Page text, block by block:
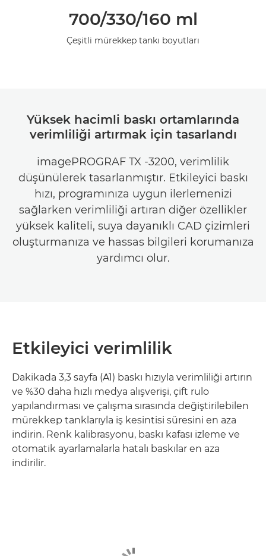
700/330/160 ml
Çeşitli mürekkep tankı boyutları
Yüksek hacimli baskı ortamlarında
verimliliği artırmak için tasarlandı
imagePROGRAF TX -3200, verimlilik
düşünülerek tasarlanmıştır. Etkileyici baskı
hızı, programınıza uygun ilerlemenizi
sağlarken verimliliği artıran diğer özellikler
yüksek kaliteli, suya dayanıklı CAD çizimleri
oluşturmanıza ve hassas bilgileri korumanıza
yardımcı olur.
Etkileyici verimlilik
Dakikada 3,3 sayfa (A1) baskı hızıyla verimliliği artırın
ve %30 daha hızlı medya alışverişi, çift rulo
yapılandırması ve çalışma sırasında değiştirilebilen
mürekkep tanklarıyla iş kesintisi süresini en aza
indirin. Renk kalibrasyonu, baskı kafası izleme ve
otomatik ayarlamalarla hatalı baskılar en aza
indirilir.